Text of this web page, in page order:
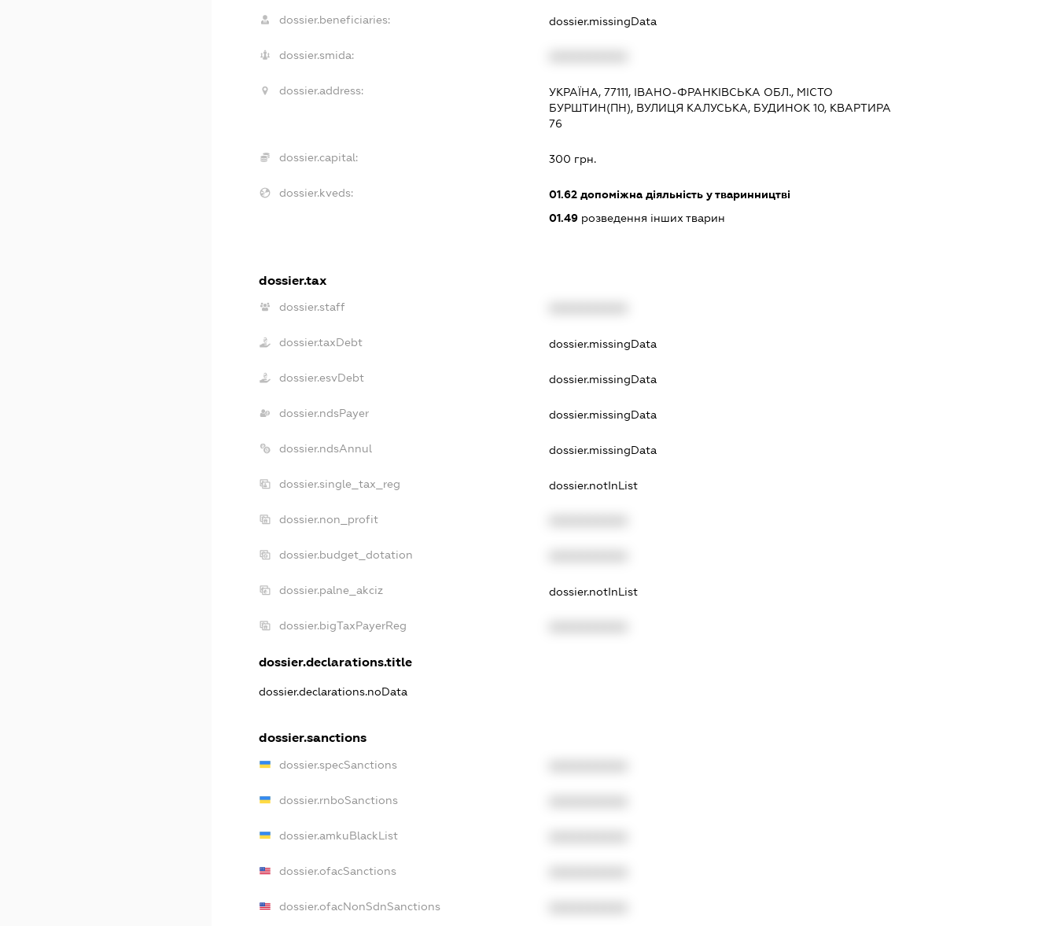
dossier.beneficiaries: dossier.missingData
dossier.smida:
dossier.address:
УКРАЇНА, 77111, ІВАНО-ФРАНКІВСЬКА ОБЛ., МІСТО
БУРШТИН(ПН), ВУЛИЦЯ КАЛУСЬКА, БУДИНОК 10, КВАРТИРА
76
dossier.capital: 300 грн.
dossier.kveds: 01.62 допоміжна діяльність у тваринництві
01.49 розведення інших тварин
dossier.tax
dossier.staff
dossier.taxDebt dossier.missingData
dossier.esvDebt dossier.missingData
dossier.ndsPayer dossier.missingData
dossier.ndsAnnul dossier.missingData
dossier.single_tax_reg dossier.notInList
dossier.non_profit
dossier.budget_dotation
dossier.palne_akciz dossier.notInList
dossier.bigTaxPayerReg
dossier.declarations.title
dossier.declarations.noData
dossier.sanctions
dossier.specSanctions
dossier.rnboSanctions
dossier.amkuBlackList
dossier.ofacSanctions
dossier.ofacNonSdnSanctions